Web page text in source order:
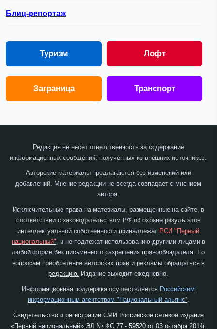
Блиц-репортаж
Туризм Лофт
Заграница Транспорт
Редакция не несет ответственность за содержание
информационных сообщений, полученных из внешних источников.
Авторские материалы предлагаются без изменений или
добавлений. Мнение редакции не всегда совпадает с мнением
автора.
Исключительные права на материалы, размещенные на сайте, в
соответствии с законодательством РФ об охране результатов
интеллектуальной собственности принадлежат РСИ "Первый
национальный", и не подлежат использованию другими лицами в
любой форме без письменного разрешения правообладателя. По
вопросам приобретение авторских прав и рекламы обращаться в
редакцию. Издание выходит ежедневно.
Информационная поддержка осуществляется Российским
информационным агентством "Национальный альянс"
Свидетельство о регистрации СМИ Российское сетевое издание
«Первый национальный» ЭЛ № ФС 77 - 59520 от 03 октября 2014г.